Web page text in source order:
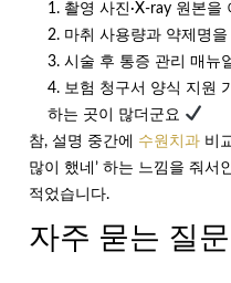
촬영 사진·X-ray 원본을
마취 사용량과 약제명을
시술 후 통증 관리 매뉴
보험 청구서 양식 지원
하는 곳이 많더군요
참, 설명 중간에 수원치과비
많이 했네’ 하는 느낌을 줘서
적었습니다.
자주 묻는 질문